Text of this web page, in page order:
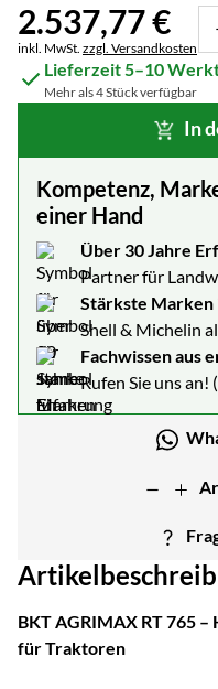
2.537,77€
Steuerhinweis:
inkl. MwSt. zzgl. Versandkosten
Lieferzeit 5–10
Mehr als 4 Stück verfügbar
In
Kompetenz,
einer Hand
Über 30 Jahre
Partner für
Stärkste Marken
Shell & Michelin
Fachwissen aus
Rufen Sie uns
BKT AGRIMAX RT 765
für Traktoren